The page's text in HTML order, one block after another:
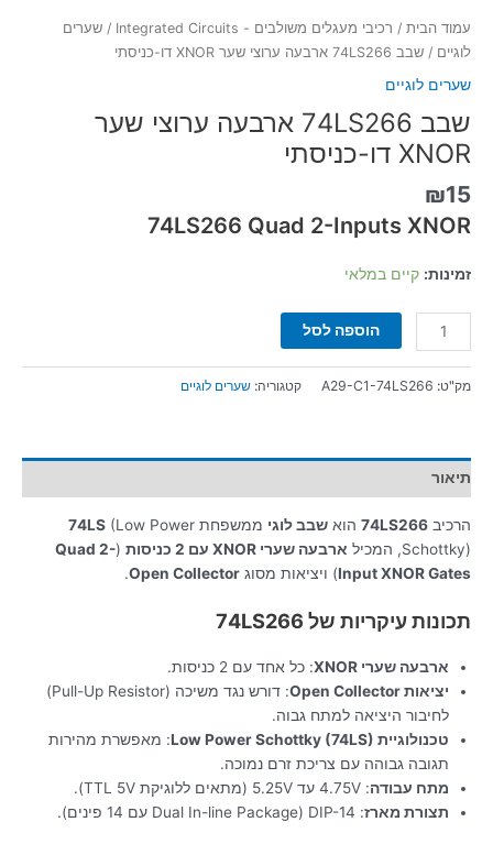
עמוד הבית / רכיבי מעגלים משולבים - Integrated Circuits / שערים
לוגיים / שבב 74LS266 ארבעה ערוצי שער XNOR דו-כניסתי
שערים לוגיים
שבב 74LS266 ארבעה ערוצי שער
XNOR דו-כניסתי
₪15
74LS266 Quad 2-Inputs XNOR
זמינות: קיים במלאי
הוספה לסל
מק"ט: A29-C1-74LS266 קטגוריה: שערים לוגיים
תיאור
הרכיב 74LS266 הוא שבב לוגי ממשפחת 74LS (Low Power
Schottky), המכיל
ארבעה שערי XNOR עם 2 כניסות (
Quad 2-
Input XNOR Gates) ויציאות מסוג Open Collector
.
תכונות עיקריות של 74LS266
ארבעה שערי XNOR
: כל אחד עם 2 כניסות.
יציאות Open Collector
: דורש נגד משיכה (Pull-Up Resistor)
לחיבור היציאה למתח גבוה.
טכנולוגיית Low Power Schottky (74LS)
: מאפשרת מהירות
תגובה גבוהה עם צריכת זרם נמוכה.
מתח עבודה: 4.75V עד 5.25V (מתאים ללוגיקת TTL 5V).
תצורת מארז: DIP-14 (Dual In-line Package עם 14 פינים).